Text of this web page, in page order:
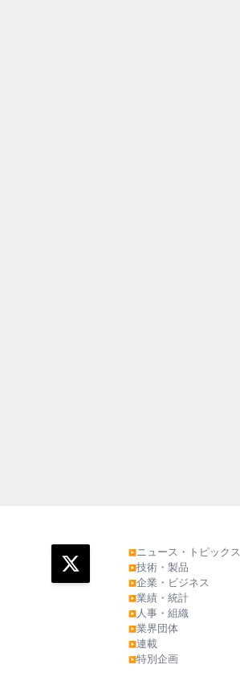
▶ニュース・トピックス
▶技術・製品
▶企業・ビジネス
▶業績・統計
▶人事・組織
▶業界団体
▶連載
▶特別企画